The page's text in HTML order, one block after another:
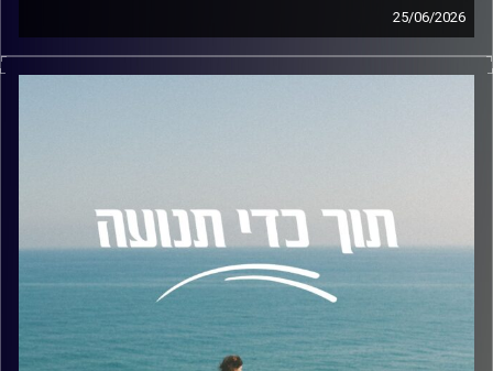
25/06/2026
בפרק 36, אנחנו צוללים אל תוך עולם המנהיגות וההנעה.
הפעם התארח אצלי ד״ר מאור אלימלך, יועץ ארגוני, חוקר
ארגונית תעסוקתית באוניברסיטת אריאל ובבית ספר להב לניהול
בכיר של אוניברסיטת תל אביב.
בשיחה שלנו דיברנו בין היתר על:
• מה המשמעות האמיתית של להיות מנהיג
• מהי הטעות הגדולה ביותר שאפשר לזהות בקרב מנהיגים כיום.
• איך מנהיג יכול להניע שינוי חיובי בתרבות הצוותית שלו ,